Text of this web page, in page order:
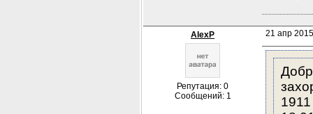
AlexP
Репутация: 0
Сообщений: 1
21 апр